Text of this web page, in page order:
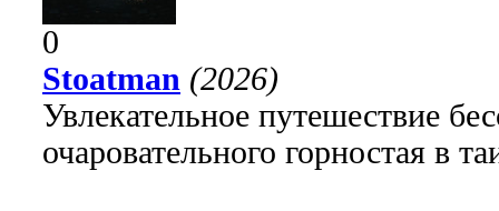
0
Stoatman (2026)
Увлекательное путешествие
очаровательного горностая в